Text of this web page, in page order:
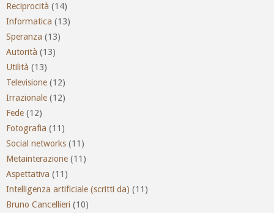
Reciprocità (14)
Informatica (13)
Speranza (13)
Autorità (13)
Utilità (13)
Televisione (12)
Irrazionale (12)
Fede (12)
Fotografia (11)
Social networks (11)
Metainterazione (11)
Aspettativa (11)
Intelligenza artificiale (scritti da) (11)
Bruno Cancellieri (10)